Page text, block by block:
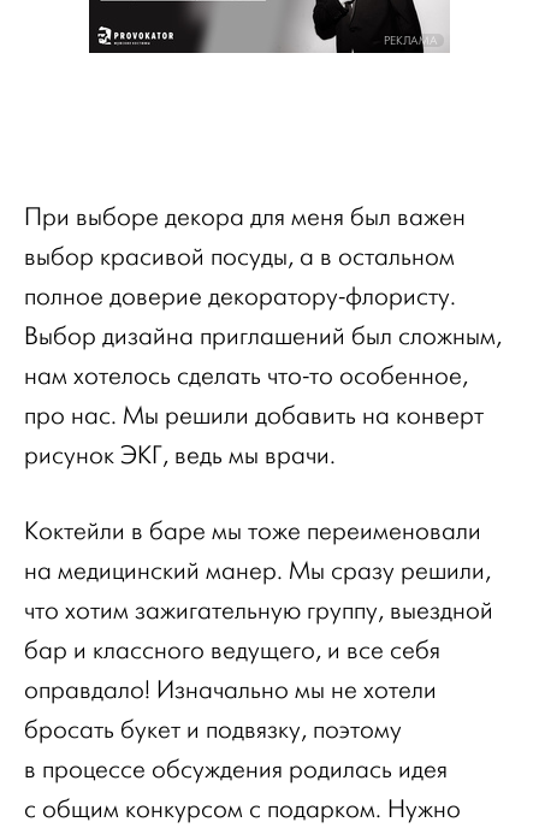
РЕКЛАМА
При выборе декора для меня был важен
выбор красивой посуды, а в остальном
полное доверие декоратору-флористу.
Выбор дизайна приглашений был сложным,
нам хотелось сделать что-то особенное,
про нас. Мы решили добавить на конверт
рисунок ЭКГ, ведь мы врачи.
Коктейли в баре мы тоже переименовали
на медицинский манер. Мы сразу решили,
что хотим зажигательную группу, выездной
бар и классного ведущего, и все себя
оправдало! Изначально мы не хотели
бросать букет и подвязку, поэтому
в процессе обсуждения родилась идея
с общим конкурсом с подарком. Нужно